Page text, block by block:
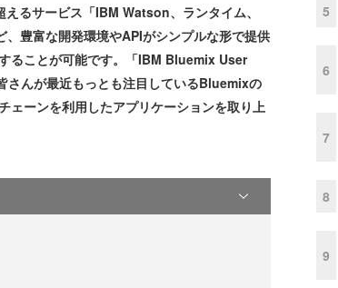
るサービス「IBM Watson、ランタイム、
豊富な開発環境やAPIがシンプルな形で提供
ることが可能です。「IBM Bluemix User
んが最近もっとも注目しているBluemixの
ェーンを利用したアプリケーションを取り上
5
6
7
8
9